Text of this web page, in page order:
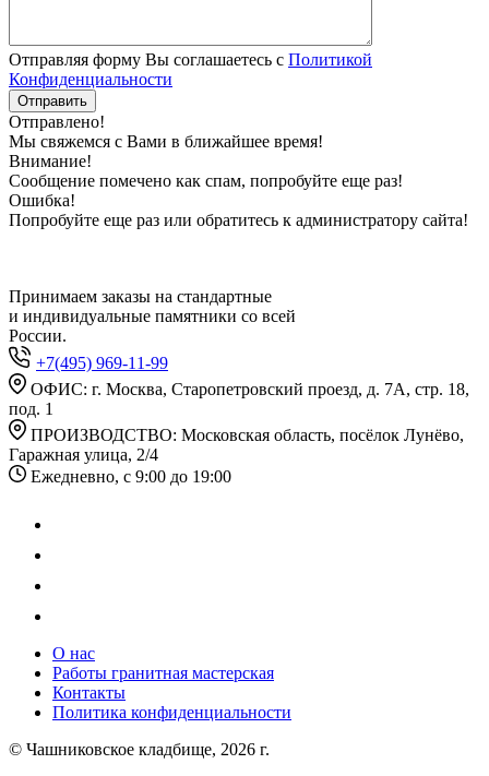
Отправляя форму Вы соглашаетесь с Политикой
Конфиденциальности
Отправлено!
Мы свяжемся с Вами в ближайшее время!
Внимание!
Сообщение помечено как спам, попробуйте еще раз!
Ошибка!
Попробуйте еще раз или обратитесь к администратору сайта!
Принимаем заказы на стандартные
и индивидуальные памятники со всей
России.
+7(495) 969-11-99
ОФИС: г. Москва, Старопетровский проезд, д. 7А, стр. 18,
под. 1
ПРОИЗВОДСТВО: Московская область, посёлок Лунёво,
Гаражная улица, 2/4
Ежедневно, с 9:00 до 19:00
О нас
Работы гранитная мастерская
Контакты
Политика конфиденциальности
© Чашниковское кладбище, 2026 г.